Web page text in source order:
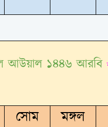
আউয়াল ১৪৪৬ আরবি
সোম মঙ্গল